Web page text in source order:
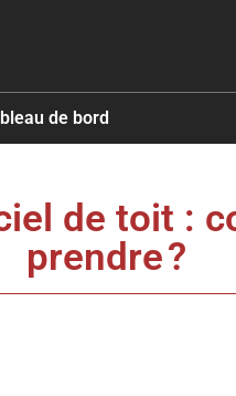
de bord
de toit :
prendre ?